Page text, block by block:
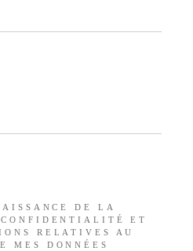
DE LA
ET
RELATIVES AU
MES DONNÉES